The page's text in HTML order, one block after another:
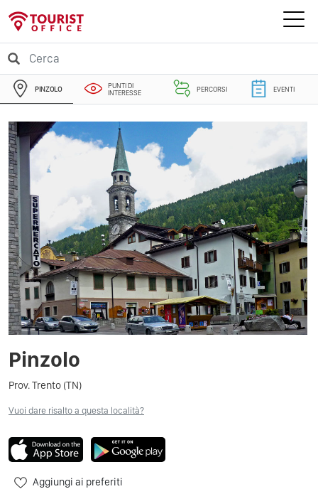
PINZOLO
PUNTI DI
INTERESSE
PERCORSI EVENTI
Pinzolo
Prov. Trento (TN)
Vuoi dare risalto a questa località?
Aggiungi ai preferiti